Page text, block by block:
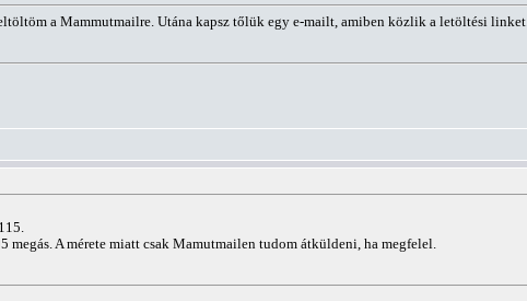
a Mammutmailre. Utána kapsz tőlük egy e-mailt, amiben közlik a letöltési linket.
megás. A mérete miatt csak Mamutmailen tudom átküldeni, ha megfelel.